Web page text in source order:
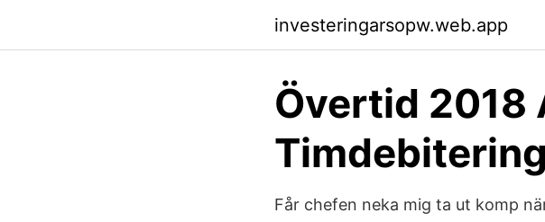
investeringarsopw.web.app
Övertid 2018
Får chefen neka mig ta ut komp